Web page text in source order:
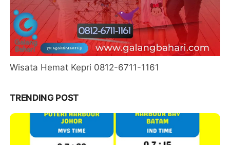
Wisata Hemat Kepri 0812-6711-1161
TRENDING POST